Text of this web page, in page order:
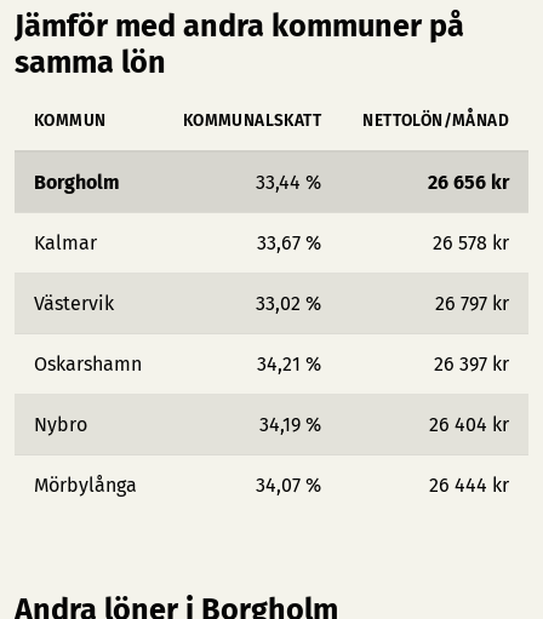
Jämför med andra kommuner på
samma lön
KOMMUN KOMMUNALSKATT NETTOLÖN/MÅNAD
Borgholm 33,44 % 26 656 kr
Kalmar 33,67 % 26 578 kr
Västervik 33,02 % 26 797 kr
Oskarshamn 34,21 % 26 397 kr
Nybro 34,19 % 26 404 kr
Mörbylånga 34,07 % 26 444 kr
Andra löner i Borgholm